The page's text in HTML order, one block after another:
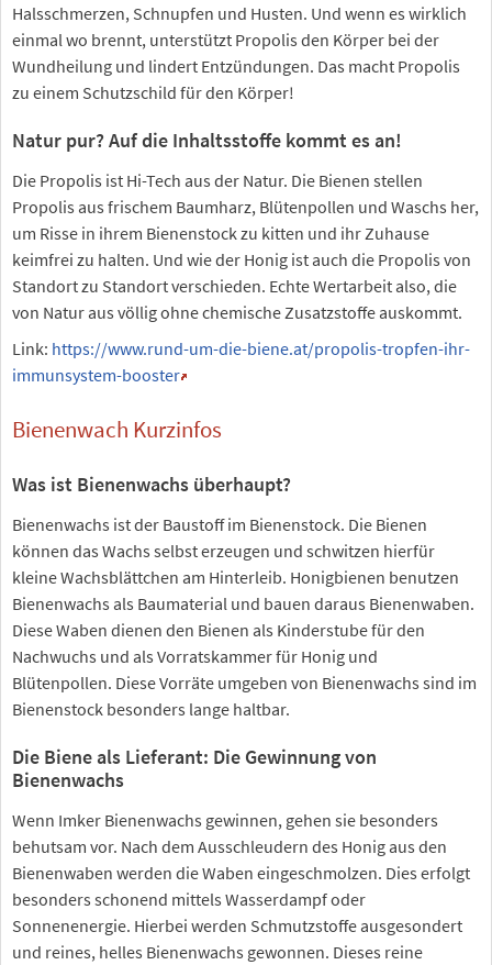
Halsschmerzen, Schnupfen und Husten. Und wenn es wirklich
einmal wo brennt, unterstützt Propolis den Körper bei der
Wundheilung und lindert Entzündungen. Das macht Propolis
zu einem Schutzschild für den Körper!
Natur pur? Auf die Inhaltsstoffe kommt es an!
Die Propolis ist Hi-Tech aus der Natur. Die Bienen stellen
Propolis aus frischem Baumharz, Blütenpollen und Waschs her,
um Risse in ihrem Bienenstock zu kitten und ihr Zuhause
keimfrei zu halten. Und wie der Honig ist auch die Propolis von
Standort zu Standort verschieden. Echte Wertarbeit also, die
von Natur aus völlig ohne chemische Zusatzstoffe auskommt.
Link: https://www.rund-um-die-biene.at/propolis-tropfen-ihr-
immunsystem-booster
Bienenwach Kurzinfos
Was ist Bienenwachs überhaupt?
Bienenwachs ist der Baustoff im Bienenstock. Die Bienen
können das Wachs selbst erzeugen und schwitzen hierfür
kleine Wachsblättchen am Hinterleib. Honigbienen benutzen
Bienenwachs als Baumaterial und bauen daraus Bienenwaben.
Diese Waben dienen den Bienen als Kinderstube für den
Nachwuchs und als Vorratskammer für Honig und
Blütenpollen. Diese Vorräte umgeben von Bienenwachs sind im
Bienenstock besonders lange haltbar.
Die Biene als Lieferant: Die Gewinnung von
Bienenwachs
Wenn Imker Bienenwachs gewinnen, gehen sie besonders
behutsam vor. Nach dem Ausschleudern des Honig aus den
Bienenwaben werden die Waben eingeschmolzen. Dies erfolgt
besonders schonend mittels Wasserdampf oder
Sonnenenergie. Hierbei werden Schmutzstoffe ausgesondert
und reines, helles Bienenwachs gewonnen. Dieses reine